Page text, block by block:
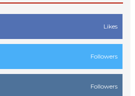
Likes
Followers
Followers